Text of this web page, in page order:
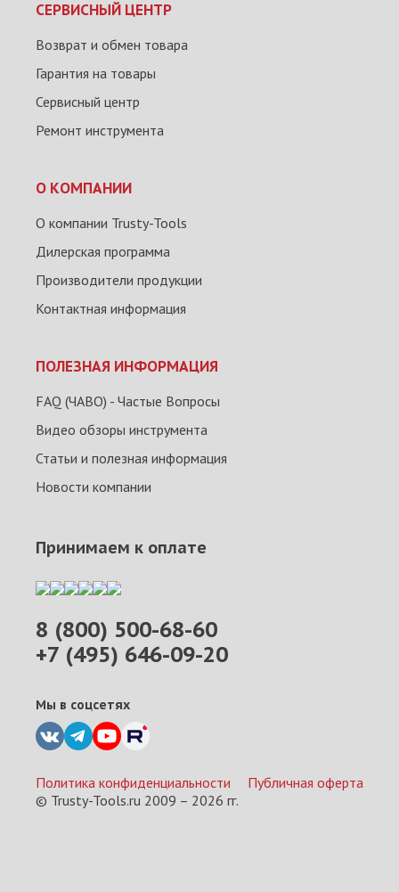
СЕРВИСНЫЙ ЦЕНТР
Возврат и обмен товара
Гарантия на товары
Сервисный центр
Ремонт инструмента
О КОМПАНИИ
О компании Trusty-Tools
Дилерская программа
Производители продукции
Контактная информация
ПОЛЕЗНАЯ ИНФОРМАЦИЯ
FAQ (ЧАВО) - Частые Вопросы
Видео обзоры инструмента
Статьи и полезная информация
Новости компании
8 (800) 500-68-60
+7 (495) 646-09-20
Мы в соцсетях
Принимаем к оплате
Политика конфиденциальности
Публичная оферта
© Trusty-Tools.ru 2009 – 2026 гг.